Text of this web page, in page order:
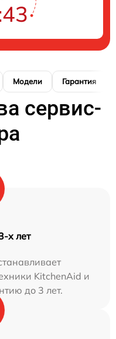
Модели Гарантия
сервис-
х лет
KitchenAid и
до 3 лет.